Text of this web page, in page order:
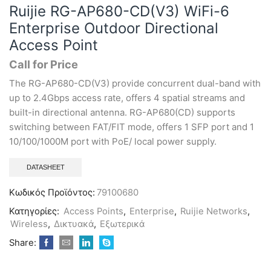
Ruijie RG-AP680-CD(V3) WiFi-6
Enterprise Outdoor Directional
Access Point
Call for Price
The RG-AP680-CD(V3) provide concurrent dual-band with
up to 2.4Gbps access rate, offers 4 spatial streams and
built-in directional antenna. RG-AP680(CD) supports
switching between FAT/FIT mode, offers 1 SFP port and 1
10/100/1000M port with PoE/ local power supply.
DATASHEET
Κωδικός Προϊόντος: 79100680
Κατηγορίες: Access Points, Enterprise, Ruijie Networks,
Wireless, Δικτυακά, Εξωτερικά
Share: